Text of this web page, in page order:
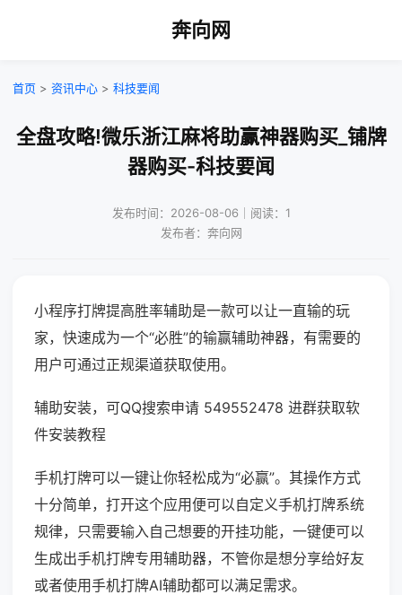
奔向网
首页 > 资讯中心 > 科技要闻
全盘攻略!微乐浙江麻将助赢神器购买_铺牌
器购买-科技要闻
发布时间：2026-08-06｜阅读：1
发布者：奔向网
小程序打牌提高胜率辅助是一款可以让一直输的玩
家，快速成为一个“必胜”的输赢辅助神器，有需要的
用户可通过正规渠道获取使用。
辅助安装，可QQ搜索申请 549552478 进群获取软
件安装教程
手机打牌可以一键让你轻松成为“必赢”。其操作方式
十分简单，打开这个应用便可以自定义手机打牌系统
规律，只需要输入自己想要的开挂功能，一键便可以
生成出手机打牌专用辅助器，不管你是想分享给好友
或者使用手机打牌AI辅助都可以满足需求。